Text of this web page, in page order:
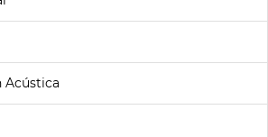
Acústica